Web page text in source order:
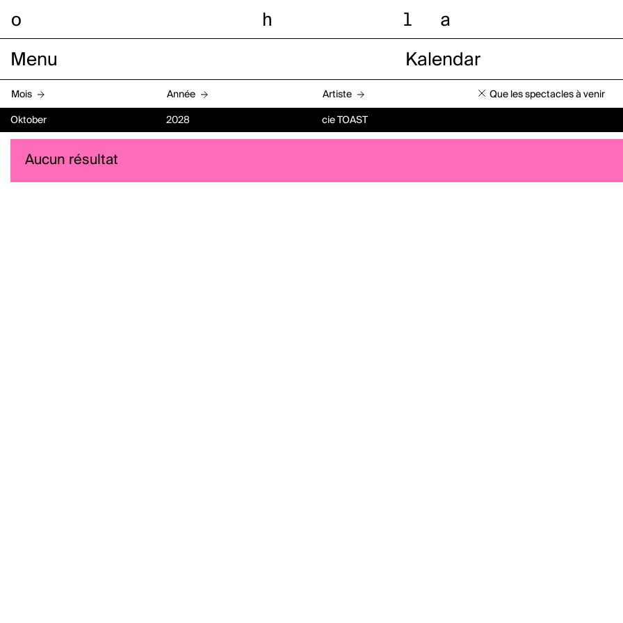
o h l a
Menu Kalendar
Mois Année Artiste Que les spectacles à venir
Oktober 2028 cie TOAST
Aucun résultat